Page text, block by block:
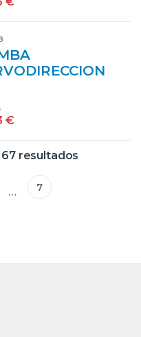
€
67 resultados
… 7